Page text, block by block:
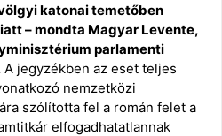
katonai temetőben
– mondta Magyar Levente,
parlamenti
A jegyzékben az eset teljes
nemzetközi
szólította fel a román felet a
elfogadhatatlannak